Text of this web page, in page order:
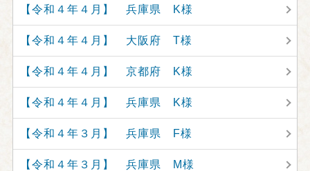
【令和４年４月】 兵庫県 K様
【令和４年４月】 大阪府 T様
【令和４年４月】 京都府 K様
【令和４年４月】 兵庫県 K様
【令和４年３月】 兵庫県 F様
【令和４年３月】 兵庫県 M様